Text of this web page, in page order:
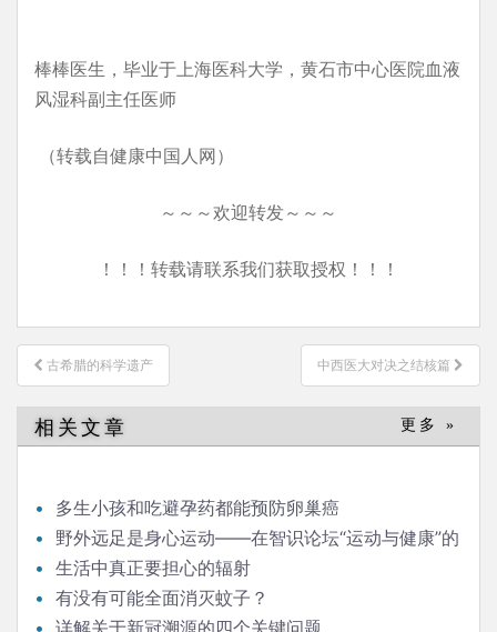
棒棒医生，毕业于上海医科大学，黄石市中心医院血液
风湿科副主任医师
（转载自健康中国人网）
～～～欢迎转发～～～
！！！转载请联系我们获取授权！！！
文
章
导
航
古希腊的科学遗产 中西医大对决之结核篇
相关文章 更多 »
多生小孩和吃避孕药都能预防卵巢癌
野外远足是身心运动——在智识论坛“运动与健康”的
发言生活中真正要担心的辐射
有没有可能全面消灭蚊子？
详解关于新冠溯源的四个关键问题